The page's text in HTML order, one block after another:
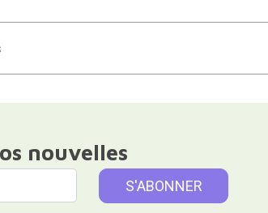
nouvelles